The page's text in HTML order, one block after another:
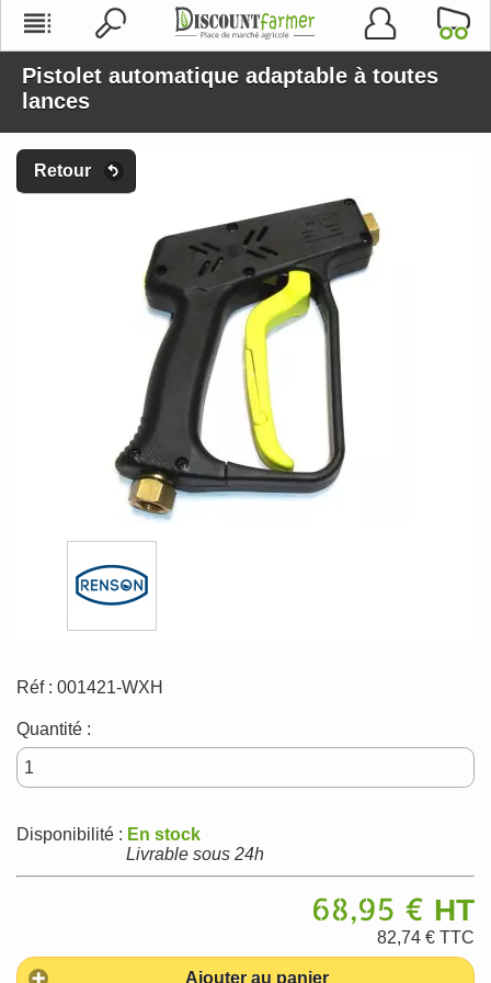
Pistolet automatique adaptable à toutes
lances
Retour
Réf : 001421-WXH
Quantité :
Disponibilité : En stock
Livrable sous 24h
68,95 € HT
82,74 € TTC
Ajouter au panier